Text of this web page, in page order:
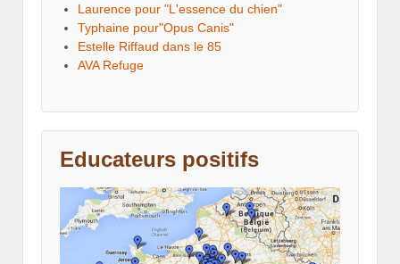
Laurence pour "L'essence du chien"
Typhaine pour"Opus Canis"
Estelle Riffaud dans le 85
AVA Refuge
Educateurs positifs